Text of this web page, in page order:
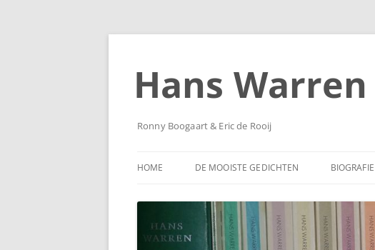
Ga
Hans Warren
Ronny Boogaart & Eric de Rooij
HOME DE MOOISTE GEDICHTEN BIOGRAFIE